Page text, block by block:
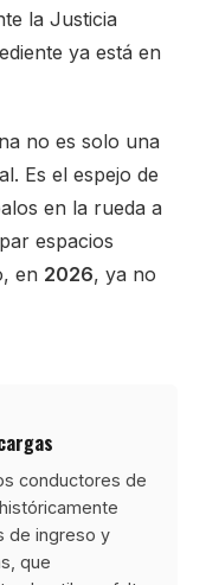
la Justicia
ya está en
no es solo una
Es el espejo de
en la rueda a
espacios
en 2026, ya no
conductores de
de ingreso y
que